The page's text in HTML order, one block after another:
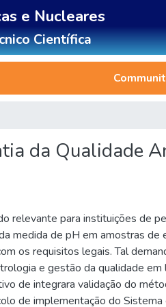
e Nucleares
Científica
da Qualidade
relevante para instituições de
medida de pH em amostras de
os requisitos legais. Tal
e gestão da qualidade
de integrara validação do
de implementação do Sistema